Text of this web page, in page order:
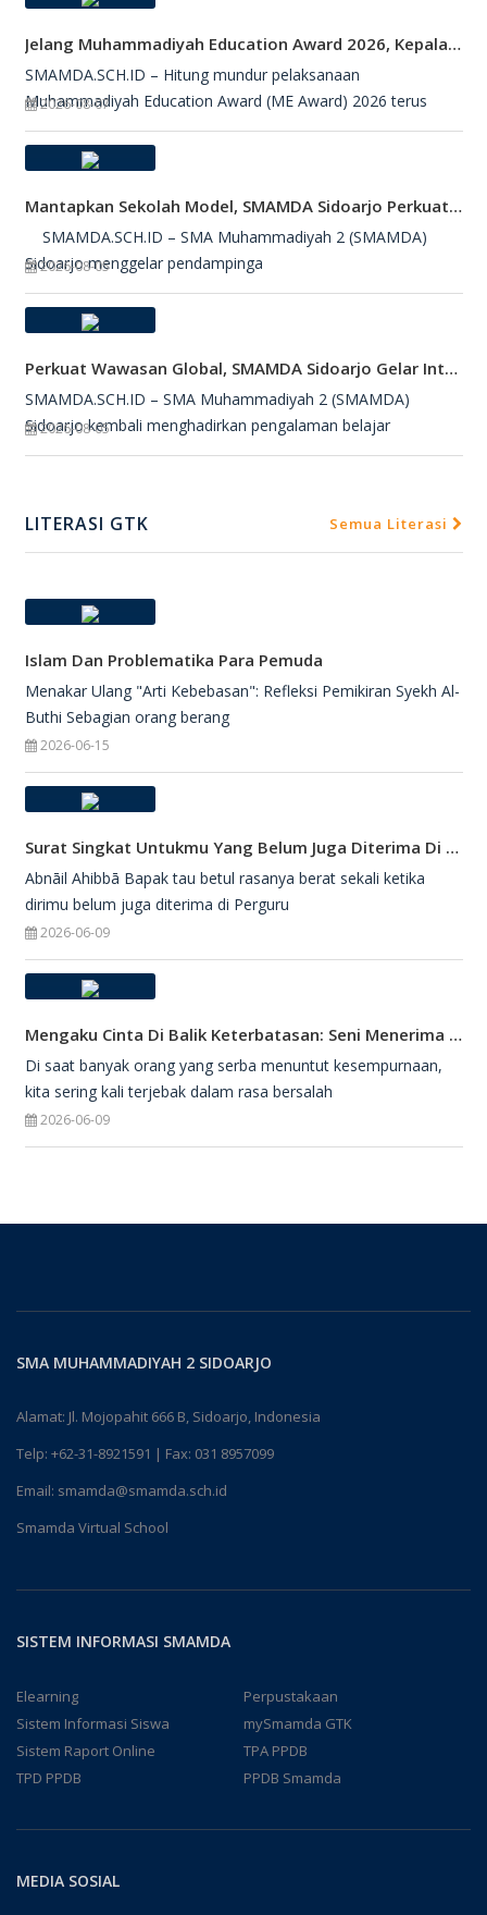
Jelang Muhammadiyah Education Award 2026, Kepala SMAMDA Sidoarjo Suntik Semangat Kontingen
SMAMDA.SCH.ID – Hitung mundur pelaksanaan
Muhammadiyah Education Award (ME Award) 2026 terus
2026-08-07
Mantapkan Sekolah Model, SMAMDA Sidoarjo Perkuat Pembelajaran Mendalam Dan KKA
SMAMDA.SCH.ID – SMA Muhammadiyah 2 (SMAMDA)
Sidoarjo menggelar pendampinga
2026-08-05
Perkuat Wawasan Global, SMAMDA Sidoarjo Gelar International Talk Show Bersama Mahasiswa Turki
SMAMDA.SCH.ID – SMA Muhammadiyah 2 (SMAMDA)
Sidoarjo kembali menghadirkan pengalaman belajar
2026-08-05
LITERASI GTK Semua Literasi
Islam Dan Problematika Para Pemuda
Menakar Ulang "Arti Kebebasan": Refleksi Pemikiran Syekh Al-
Buthi Sebagian orang berang
2026-06-15
Surat Singkat Untukmu Yang Belum Juga Diterima Di Perguruan Tinggi
Abnāil Ahibbā Bapak tau betul rasanya berat sekali ketika
dirimu belum juga diterima di Perguru
2026-06-09
Mengaku Cinta Di Balik Keterbatasan: Seni Menerima Diri Di Hadapan Ilahi
Di saat banyak orang yang serba menuntut kesempurnaan,
kita sering kali terjebak dalam rasa bersalah
2026-06-09
SMA MUHAMMADIYAH 2 SIDOARJO
Alamat: Jl. Mojopahit 666 B, Sidoarjo, Indonesia
Telp: +62-31-8921591 | Fax: 031 8957099
Email: smamda@smamda.sch.id
Smamda Virtual School
SISTEM INFORMASI SMAMDA
Elearning
Perpustakaan
Sistem Informasi Siswa
mySmamda GTK
Sistem Raport Online
TPA PPDB
TPD PPDB
PPDB Smamda
MEDIA SOSIAL